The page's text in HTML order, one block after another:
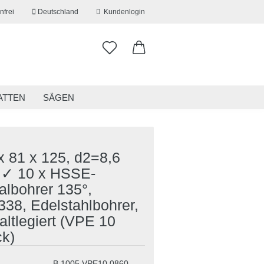
Deutschland Kundenlogin
vergessen?
SÄGEN
81 x 125, d2=8,6
10 x HSSE-
135°,
Edelstahlbohrer,
(VPE 10